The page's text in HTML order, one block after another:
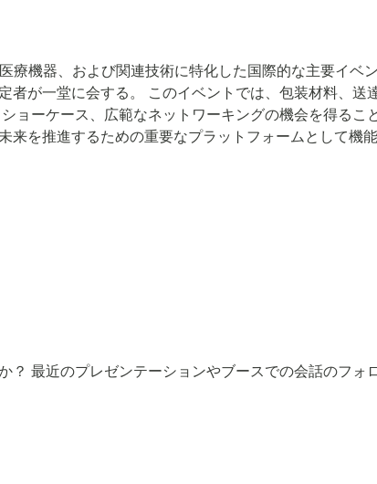
機器、および関連技術に特化した国際的な主要イベ
が一堂に会する。 このイベントでは、包装材料、
ョーケース、広範なネットワーキングの機会を得る
を推進するための重要なプラットフォームとして機能
最近のプレゼンテーションやブースでの会話のフ